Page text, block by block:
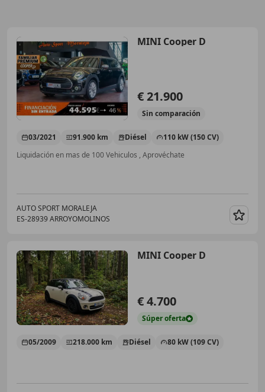
MINI Cooper D
€ 21.900
Sin comparación
03/2021 91.900 km Diésel
110 kW (150 CV)
Liquidación en mas de 100 Vehiculos , Aprovéchate
AUTO SPORT MORALEJA
ES-28939 ARROYOMOLINOS
MINI Cooper D
€ 4.700
Súperoferta
05/2009 218.000 km Diésel 80 kW (109 CV)